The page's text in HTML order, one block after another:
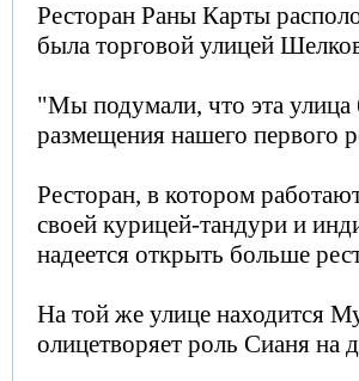
Ресторан Раны Карты
была торговой улицей
"Мы подумали, что эта улица
размещения нашего первого
Ресторан, в котором
своей курицей-тандури и
надеется открыть больше
На той же улице находится
олицетворяет роль Сианя